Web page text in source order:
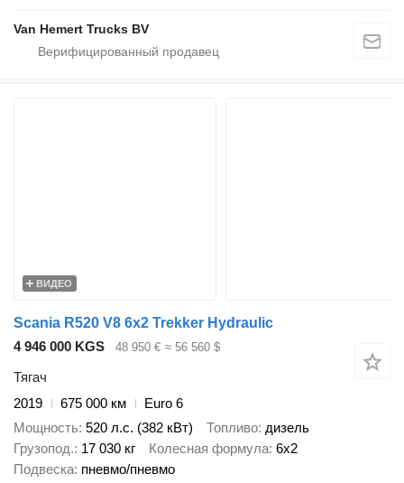
Van Hemert Trucks BV
ВИДЕО
Scania R520 V8 6x2 Trekker Hydraulic
4 946 000 KGS
48 950 € ≈ 56 560 $
Тягач
2019
675 000 км
Euro 6
Мощность 520 л.с. (382 кВт) Топливо дизель
Грузопод. 17 030 кг Колесная формула 6x2
Подвеска пневмо/пневмо